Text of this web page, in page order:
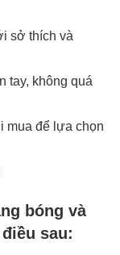
sở thích và
tay, không quá
mua để lựa chọn
bóng và
sau: